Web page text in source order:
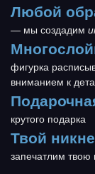
Любой
— мы создадим
фигурка
вниманием к
крутого подарка
Твой
запечатлим твою